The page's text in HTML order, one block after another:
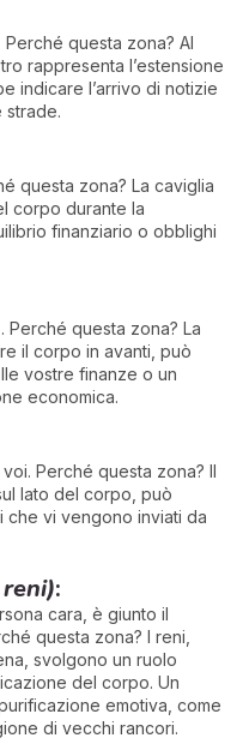
questa zona? Al
rappresenta l’estensione
indicare l’arrivo di notizie
strade.
questa zona? La caviglia
corpo durante la
finanziario o obblighi
questa zona? La
il corpo in avanti, può
vostre finanze o un
economica.
Perché questa zona? Il
lato del corpo, può
che vi vengono inviati da
:
cara, è giunto il
questa zona? I reni,
svolgono un ruolo
del corpo. Un
emotiva, come
di vecchi rancori.